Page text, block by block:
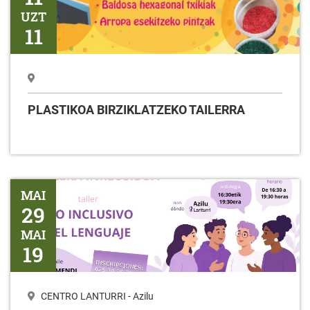
UZT
11
PLASTIKOA BIRZIKLATZEKO TAILERRA
Tailerra HIZKUNTZAREN ERABILERA INKLUSIBOA
MAI
29
MAI
19
CENTRO LANTURRI - Azilu